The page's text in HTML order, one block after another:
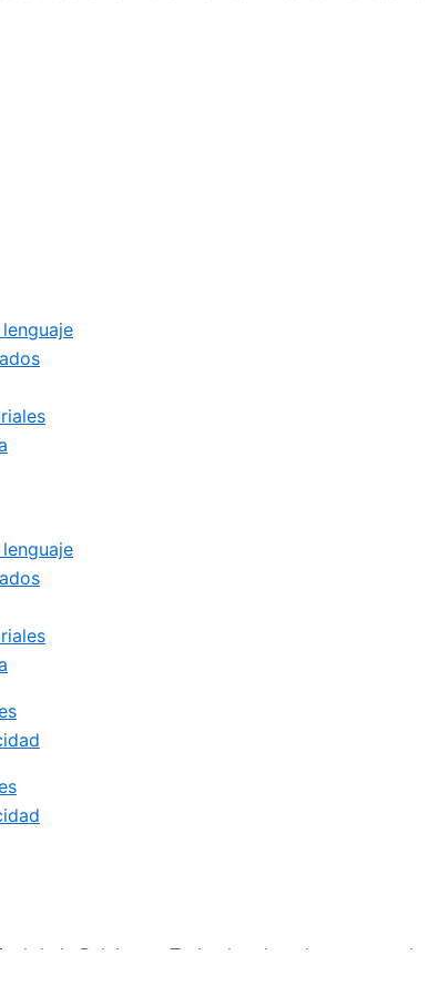
de la Palabras+ Todos los derechos reservados